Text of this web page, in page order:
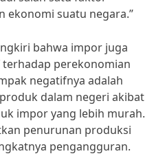
suatu negara.”
bahwa impor juga
perekonomian
negatifnya adalah
dalam negeri akibat
impor yang lebih murah.
penurunan produksi
pengangguran.